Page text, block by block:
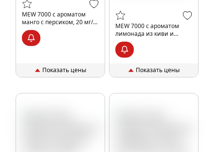
MEW 7000 с ароматом
манго с персиком, 20 мг/
см3, 14 мл, шт, 20%
Показать цены
MEW 7000 с ароматом
лимонада из киви и
маракуйи, 20 мг/см3, 14
мл, шт, 20%
Показать цены